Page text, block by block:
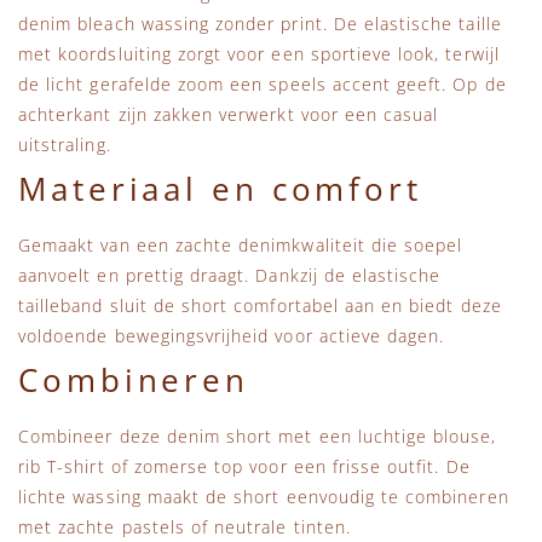
denim bleach wassing zonder print. De elastische taille
met koordsluiting zorgt voor een sportieve look, terwijl
de licht gerafelde zoom een speels accent geeft. Op de
achterkant zijn zakken verwerkt voor een casual
uitstraling.
Materiaal en comfort
Gemaakt van een zachte denimkwaliteit die soepel
aanvoelt en prettig draagt. Dankzij de elastische
tailleband sluit de short comfortabel aan en biedt deze
voldoende bewegingsvrijheid voor actieve dagen.
Combineren
Combineer deze denim short met een luchtige blouse,
rib T-shirt of zomerse top voor een frisse outfit. De
lichte wassing maakt de short eenvoudig te combineren
met zachte pastels of neutrale tinten.